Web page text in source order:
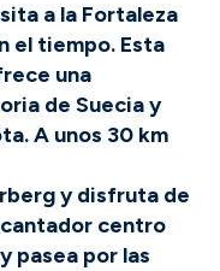
a la Fortaleza
el tiempo. Esta
una
de Suecia y
A unos 30 km
y disfruta de
centro
pasea por las